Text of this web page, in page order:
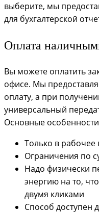
выберите, мы
для бухгалтерской
Оплата
Вы можете оплатить
офисе. Мы
оплату, а при
универсальный
Основные
Только в
Ограничения по
Надо физически
энергию на то,
двумя кликами
Способ доступен